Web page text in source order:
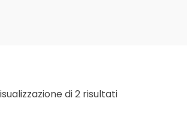
di 2 risultati